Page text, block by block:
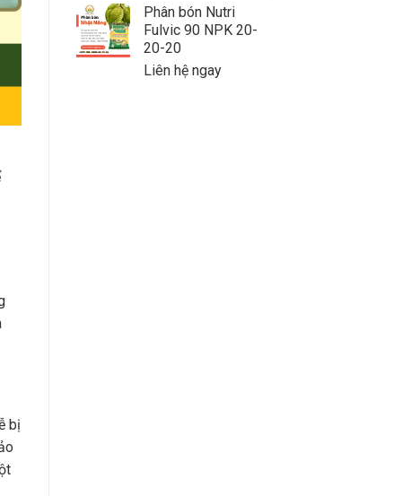
bị
Phân bón Nutri
Fulvic 90 NPK 20-
20-20
Liên hệ ngay